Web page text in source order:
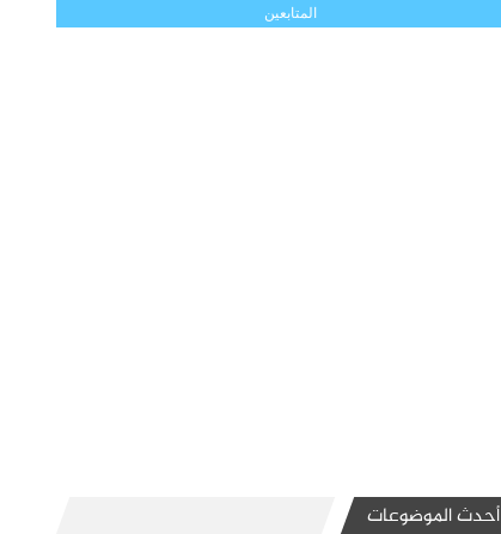
المتابعين
أحدث الموضوعات